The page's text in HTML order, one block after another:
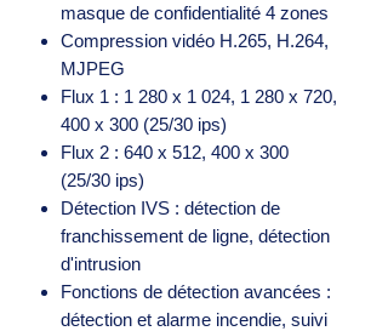
masque de confidentialité 4 zones
Compression vidéo H.265, H.264,
MJPEG
Flux 1 : 1 280 x 1 024, 1 280 x 720,
400 x 300 (25/30 ips)
Flux 2 : 640 x 512, 400 x 300
(25/30 ips)
Détection IVS : détection de
franchissement de ligne, détection
d'intrusion
Fonctions de détection avancées :
détection et alarme incendie, suivi